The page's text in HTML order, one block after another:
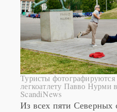
Туристы
легкоатлету Павво Нурми
ScandiNews
Из всех пяти